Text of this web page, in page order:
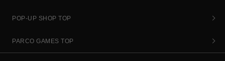
POP-UP SHOP TOP
PARCO GAMES TOP